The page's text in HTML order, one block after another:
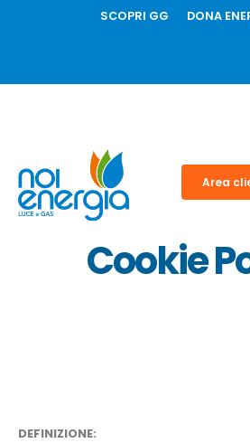
SCOPRI GG DONA
Area
Cookie
DEFINIZIONE: